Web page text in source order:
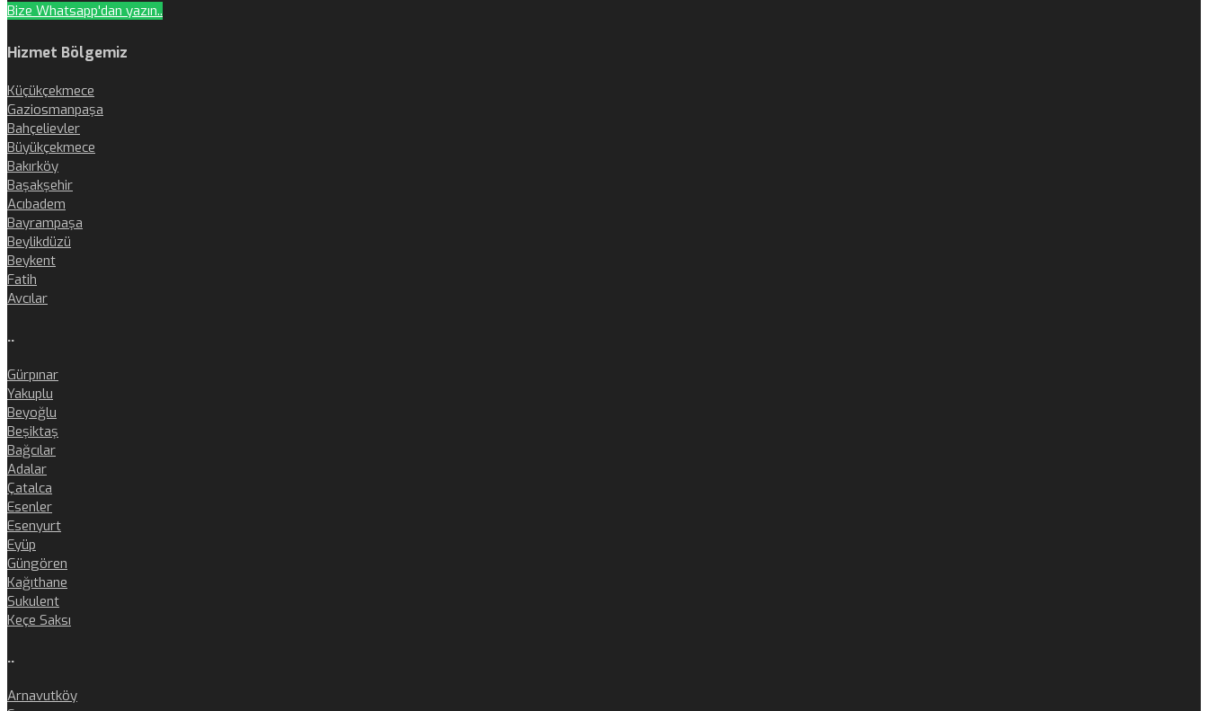
Bize Whatsapp'dan yazın..
Hizmet Bölgemiz
Küçükçekmece
Gaziosmanpaşa
Bahçelievler
Büyükçekmece
Bakırköy
Başakşehir
Acıbadem
Bayrampaşa
Beylikdüzü
Beykent
Fatih
Avcılar
..
Gürpınar
Yakuplu
Beyoğlu
Beşiktaş
Bağcılar
Adalar
Çatalca
Esenler
Esenyurt
Eyüp
Güngören
Kağıthane
Sukulent
Keçe Saksı
..
Arnavutköy